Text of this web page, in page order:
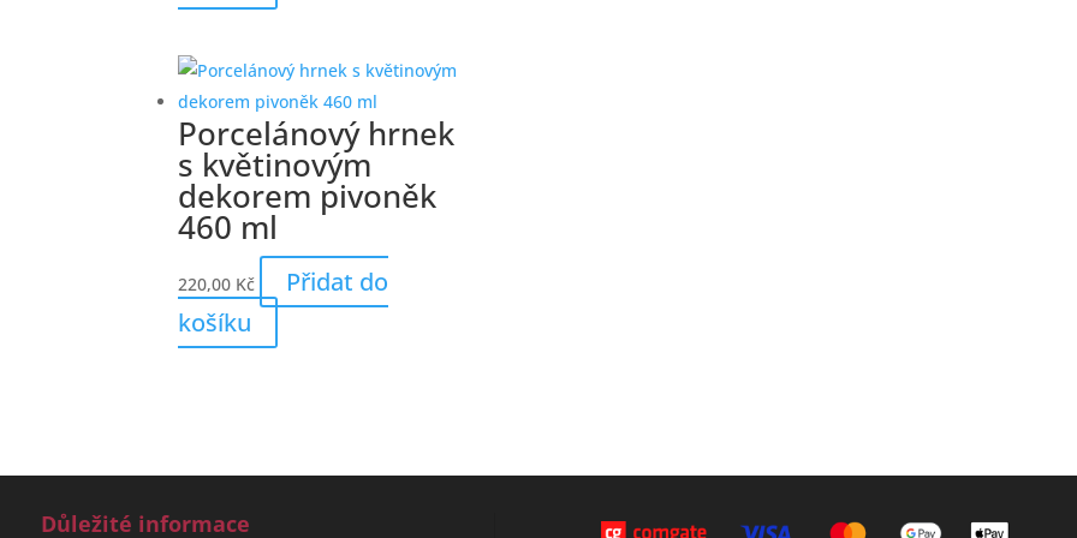
Porcelánový hrnek
s květinovým
dekorem pivoněk
460 ml
220,00 Kč
Přidat do
košíku
Důležité informace